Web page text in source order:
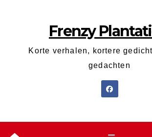
Frenzy
Korte verhalen, kortere
gedachten